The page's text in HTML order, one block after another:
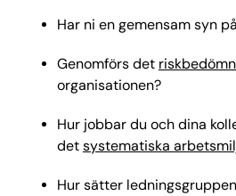
Har ni en gemensam syn
Genomförs det
organisationen?
Hur jobbar du och dina
det systematiska
Hur sätter